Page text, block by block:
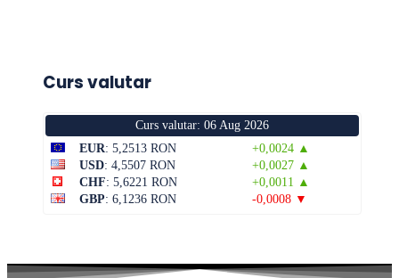
Curs valutar
Curs valutar: 06 Aug 2026
EUR: 5,2513 RON
+0,0024 ▲
USD: 4,5507 RON
+0,0027 ▲
CHF: 5,6221 RON
+0,0011 ▲
GBP: 6,1236 RON -0,0008 ▼